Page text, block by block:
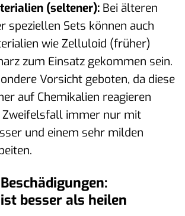
(seltener):Bei älteren
speziellen Sets können auch
wie Zelluloid (früher)
zum Einsatz gekommen sein.
Vorsicht geboten, da diese
auf Chemikalien reagieren
Zweifelsfall immer nur mit
und einem sehr milden
besser als heilen